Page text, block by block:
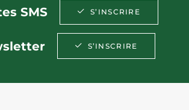
SMS S’INSCRIRE
S’INSCRIRE